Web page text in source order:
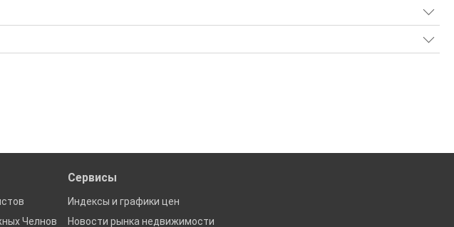
Челнов
Сервисы
Индексы и графики цен
Новости рынка недвижимости